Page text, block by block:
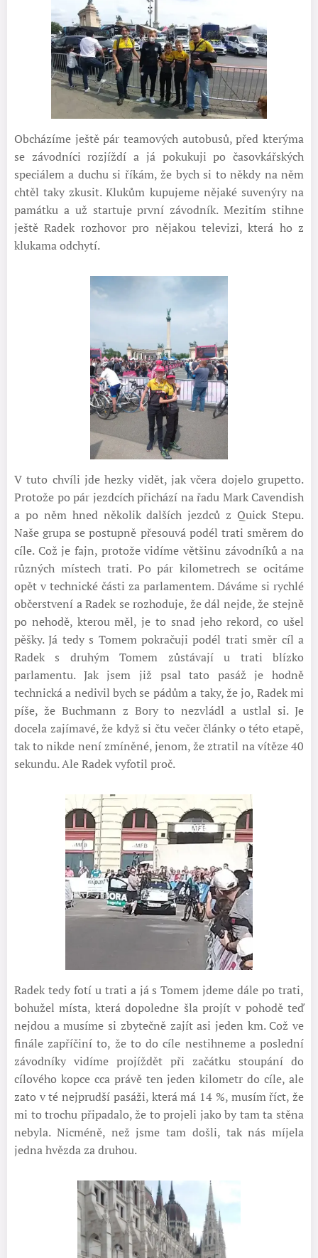
Obcházíme ještě pár teamových autobusů, před kterýma
se závodníci rozjíždí a já pokukuji po časovkářských
speciálem a duchu si říkám, že bych si to někdy na něm
chtěl taky zkusit. Klukům kupujeme nějaké suvenýry na
památku a už startuje první závodník. Mezitím stihne
ještě Radek rozhovor pro nějakou televizi, která ho z
klukama odchytí.
V tuto chvíli jde hezky vidět, jak včera dojelo grupetto.
Protože po pár jezdcích přichází na řadu Mark Cavendish
a po něm hned několik dalších jezdců z Quick Stepu.
Naše grupa se postupně přesouvá podél trati směrem do
cíle. Což je fajn, protože vidíme většinu závodníků a na
různých místech trati. Po pár kilometrech se ocitáme
opět v technické části za parlamentem. Dáváme si rychlé
občerstvení a Radek se rozhoduje, že dál nejde, že stejně
po nehodě, kterou měl, je to snad jeho rekord, co ušel
pěšky. Já tedy s Tomem pokračuji podél trati směr cíl a
Radek s druhým Tomem zůstávají u trati blízko
parlamentu. Jak jsem již psal tato pasáž je hodně
technická a nedivil bych se pádům a taky, že jo, Radek mi
píše, že Buchmann z Bory to nezvládl a ustlal si. Je
docela zajímavé, že když si čtu večer články o této etapě,
tak to nikde není zmíněné, jenom, že ztratil na vítěze 40
sekundu. Ale Radek vyfotil proč.
Radek tedy fotí u trati a já s Tomem jdeme dále po trati,
bohužel místa, která dopoledne šla projít v pohodě teď
nejdou a musíme si zbytečně zajít asi jeden km. Což ve
finále zapříčiní to, že to do cíle nestihneme a poslední
závodníky vidíme projíždět při začátku stoupání do
cílového kopce cca právě ten jeden kilometr do cíle, ale
zato v té nejprudší pasáži, která má 14 %, musím říct, že
mi to trochu připadalo, že to projeli jako by tam ta stěna
nebyla. Nicméně, než jsme tam došli, tak nás míjela
jedna hvězda za druhou.